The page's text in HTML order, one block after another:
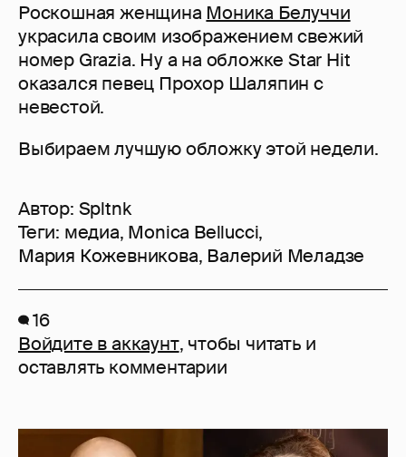
Роскошная женщина Моника Белуччи
украсила своим изображением свежий
номер Grazia. Ну а на обложке Star Hit
оказался певец Прохор Шаляпин с
невестой.
Выбираем лучшую обложку этой недели.
Автор: Spltnk
Теги: медиа, Monica Bellucci,
Мария Кожевникова, Валерий Меладзе
16
Войдите в аккаунт, чтобы читать и
оставлять комментарии